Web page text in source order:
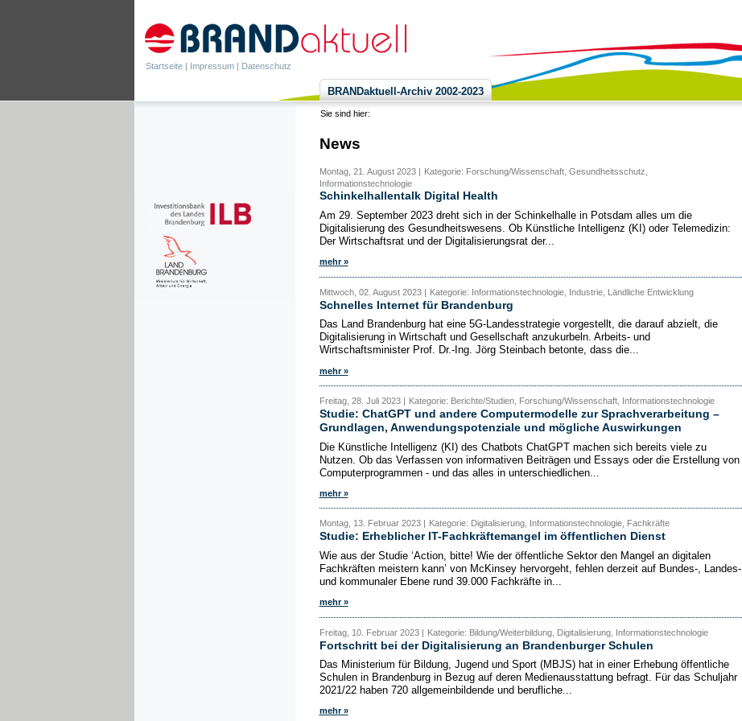
Startseite | Impressum | Datenschutz
BRANDaktuell-Archiv 2002-2023
Sie sind hier:
News
Montag, 21. August 2023 |
Kategorie: Forschung/Wissenschaft, Gesundheitsschutz,
Informationstechnologie
Schinkelhallentalk Digital Health
Am 29. September 2023 dreht sich in der Schinkelhalle in Potsdam alles um die
Digitalisierung des Gesundheitswesens. Ob Künstliche Intelligenz (KI) oder Telemedizin:
Der Wirtschaftsrat und der Digitalisierungsrat der...
mehr »
Mittwoch, 02. August 2023 | Kategorie: Informationstechnologie, Industrie, Ländliche Entwicklung
Schnelles Internet für Brandenburg
Das Land Brandenburg hat eine 5G-Landesstrategie vorgestellt, die darauf abzielt, die
Digitalisierung in Wirtschaft und Gesellschaft anzukurbeln. Arbeits- und
Wirtschaftsminister Prof. Dr.-Ing. Jörg Steinbach betonte, dass die...
mehr »
Freitag, 28. Juli 2023 | Kategorie: Berichte/Studien, Forschung/Wissenschaft, Informationstechnologie
Studie: ChatGPT und andere Computermodelle zur Sprachverarbeitung –
Grundlagen, Anwendungspotenziale und mögliche Auswirkungen
Die Künstliche Intelligenz (KI) des Chatbots ChatGPT machen sich bereits viele zu
Nutzen. Ob das Verfassen von informativen Beiträgen und Essays oder die Erstellung von
Computerprogrammen - und das alles in unterschiedlichen...
mehr »
Montag, 13. Februar 2023 | Kategorie: Digitalisierung, Informationstechnologie, Fachkräfte
Studie: Erheblicher IT-Fachkräftemangel im öffentlichen Dienst
Wie aus der Studie ‘Action, bitte! Wie der öffentliche Sektor den Mangel an digitalen
Fachkräften meistern kann’ von McKinsey hervorgeht, fehlen derzeit auf Bundes-, Landes-
und kommunaler Ebene rund 39.000 Fachkräfte in...
mehr »
Freitag, 10. Februar 2023 | Kategorie: Bildung/Weiterbildung, Digitalisierung, Informationstechnologie
Fortschritt bei der Digitalisierung an Brandenburger Schulen
Das Ministerium für Bildung, Jugend und Sport (MBJS) hat in einer Erhebung öffentliche
Schulen in Brandenburg in Bezug auf deren Medienausstattung befragt. Für das Schuljahr
2021/22 haben 720 allgemeinbildende und berufliche...
mehr »